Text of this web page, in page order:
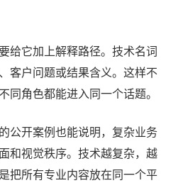
给它加上解释路径。技术名词
客户问题或结果含义。这样不
同角色都能进入同一个话题。
公开案例也能说明，复杂业务
和视觉秩序。技术越复杂，越
把所有专业内容放在同一个平